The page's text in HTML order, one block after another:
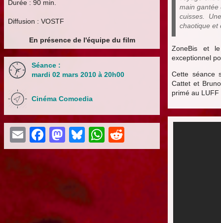
Durée : 90 min.
Diffusion : VOSTF
En présence de l'équipe du film
Séance :
mardi 02 mars 2010 à 20h00
Cinéma Comoedia
EmailFacebook
Mastodon
Bluesky
WhatsApp
main gantée
cuisses.
chaotique et
ZoneBis et
exceptionnel
Cette séance
Cattet et
primé au